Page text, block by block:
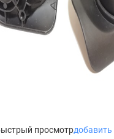
просмотрдобавить